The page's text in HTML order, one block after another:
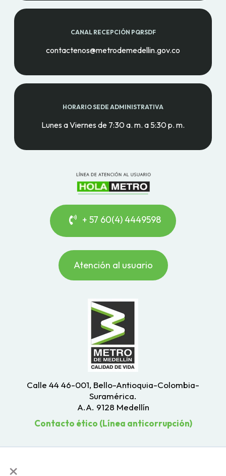
×
CANAL RECEPCIÓN PQRSDF
contactenos@metrodemedellin.gov.co
HORARIO SEDE ADMINISTRATIVA
Lunes a Viernes de 7:30 a. m. a 5:30 p. m.
+ 57 60(4) 4449598
Atención al usuario
Calle 44 46-001, Bello-Antioquia-Colombia-
Suramérica.
A.A. 9128 Medellín
Contacto ético (Línea anticorrupción)